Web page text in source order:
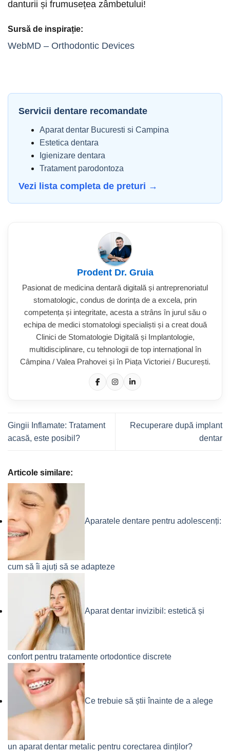
danturii și frumusețea zâmbetului!
Sursă de inspirație:
WebMD – Orthodontic Devices
Servicii dentare recomandate
Aparat dentar Bucuresti si Campina
Estetica dentara
Igienizare dentara
Tratament parodontoza
Vezi lista completa de preturi →
Prodent Dr. Gruia
Pasionat de medicina dentară digitală și antreprenoriatul
stomatologic, condus de dorința de a excela, prin
competența și integritate, acesta a strâns în jurul său o
echipa de medici stomatologi specialiști și a creat două
Clinici de Stomatologie Digitală și Implantologie,
multidisciplinare, cu tehnologii de top internațional în
Câmpina / Valea Prahovei și în Piața Victoriei / București.
Gingii Inflamate: Tratament
acasă, este posibil?
Recuperare după implant
dentar
Articole similare:
Aparatele dentare pentru adolescenți:
cum să îi ajuți să se adapteze
Aparat dentar invizibil: estetică și
confort pentru tratamente ortodontice discrete
Ce trebuie să știi înainte de a alege
un aparat dentar metalic pentru corectarea dinților?